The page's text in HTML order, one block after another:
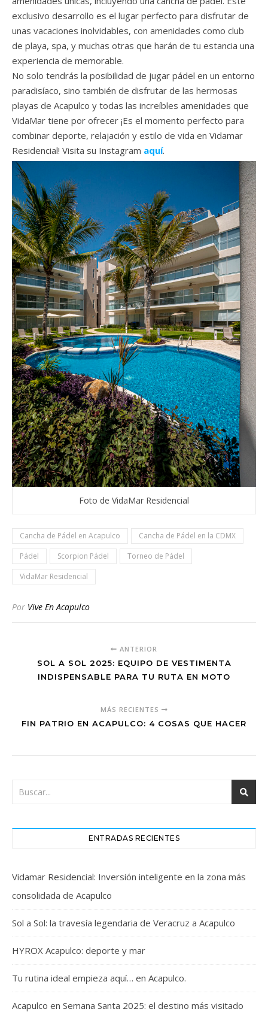
exclusivo desarrollo es el lugar perfecto para disfrutar de
unas vacaciones inolvidables, con amenidades como club
de playa, spa, y muchas otras que harán de tu estancia una
experiencia de memorable.
No solo tendrás la posibilidad de jugar pádel en un entorno
paradisíaco, sino también de disfrutar de las hermosas
playas de Acapulco y todas las increíbles amenidades que
VidaMar tiene por ofrecer ¡Es el momento perfecto para
combinar deporte, relajación y estilo de vida en Vidamar
Residencial! Visita su Instagram aquí.
Foto de VidaMar Residencial
Cancha de Pádel en Acapulco
Cancha de Pádel en la CDMX
Pádel
Scorpion Pádel
Torneo de Pádel
VidaMar Residencial
Por Vive En Acapulco
ANTERIOR
SOL A SOL 2025: EQUIPO DE VESTIMENTA
INDISPENSABLE PARA TU RUTA EN MOTO
MÁS RECIENTES
FIN PATRIO EN ACAPULCO: 4 COSAS QUE HACER
ENTRADAS RECIENTES
Vidamar Residencial: Inversión inteligente en la zona más
consolidada de Acapulco
Sol a Sol: la travesía legendaria de Veracruz a Acapulco
HYROX Acapulco: deporte y mar
Tu rutina ideal empieza aquí… en Acapulco.
Acapulco en Semana Santa 2025: el destino más visitado